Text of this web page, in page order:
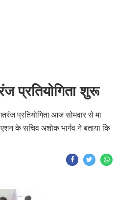
प्रतियोगिता शुरू
प्रतियोगिता आज सोमवार से मा
के सचिव अशोक भार्गव ने बताया कि